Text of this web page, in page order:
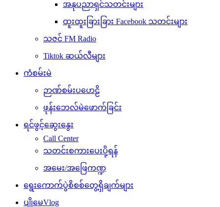
အနုပညာရှင်သတင်းများ
ထူးထူးခြားခြား Facebook သတင်းများ
သဇင် FM Radio
Tiktok ဆယ်လီများ
ကံစမ်းမဲ
ဉာဏ်စမ်းပဟေဠိ
ဖုန်းဘေလ်မဲဖောက်ခြင်း
ရင်ဖွင့်ဆွေးနွေး
Call Center
သတင်းစကားပေးပို့ရန်
အမေး/အဖြေကဏ္ဍ
ရွေးကောက်ပွဲစိစစ်တွေ့ရှိချက်များ
ပျိုမေVlog